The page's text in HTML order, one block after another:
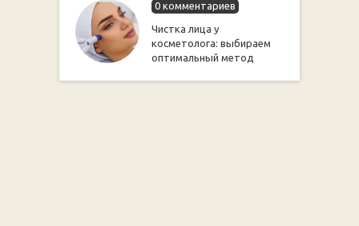
0 комментариев
Чистка лица у
косметолога: выбираем
оптимальный метод